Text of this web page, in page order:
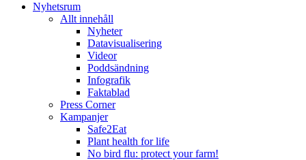
Nyhetsrum
Allt innehåll
Nyheter
Datavisualisering
Videor
Poddsändning
Infografik
Faktablad
Press Corner
Kampanjer
Safe2Eat
Plant health for life
No bird flu: protect your farm!